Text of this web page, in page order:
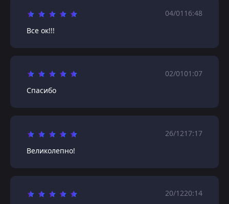
04/01 16:48
Все ок!!!
02/0101:07
Спасибо
26/1217:17
Великолепно!
20/1220:14